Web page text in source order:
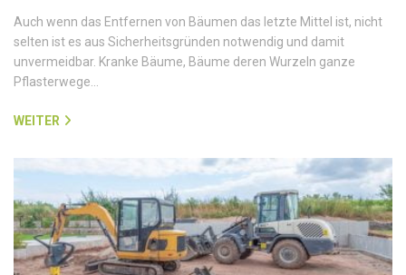
Auch wenn das Entfernen von Bäumen das letzte Mittel ist, nicht
selten ist es aus Sicherheitsgründen notwendig und damit
unvermeidbar. Kranke Bäume, Bäume deren Wurzeln ganze
Pflasterwege…
WEITER